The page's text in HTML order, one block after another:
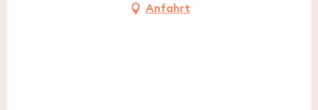
Anfahrt